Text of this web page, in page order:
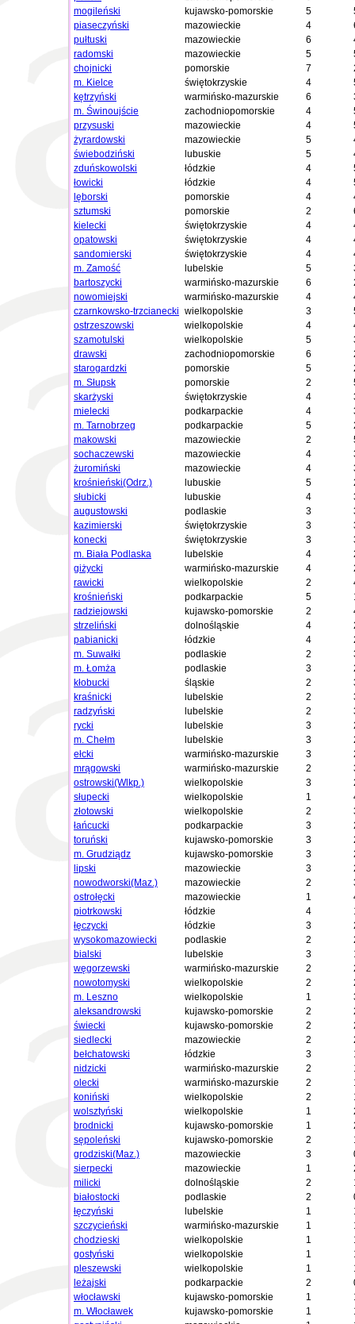
mogileński
kujawsko-pomorskie 5
piaseczyński
mazowieckie 4
pułtuski
mazowieckie 6
radomski
mazowieckie 5
chojnicki
pomorskie 7
m. Kielce
świętokrzyskie 4
kętrzyński
warmińsko-mazurskie 6
m. Świnoujście
zachodniopomorskie 4
przysuski
mazowieckie 4
żyrardowski
mazowieckie 5
świebodziński
lubuskie 5
zduńskowolski
łódzkie 4
łowicki
łódzkie 4
lęborski
pomorskie 4
sztumski
pomorskie 2
kielecki
świętokrzyskie 4
opatowski
świętokrzyskie 4
sandomierski
świętokrzyskie 4
m. Zamość
lubelskie 5
bartoszycki
warmińsko-mazurskie 6
nowomiejski
warmińsko-mazurskie 4
czarnkowsko-trzcianecki wielkopolskie 3
ostrzeszowski
wielkopolskie 4
szamotulski
wielkopolskie 5
drawski
zachodniopomorskie 6
starogardzki
pomorskie 5
m. Słupsk
pomorskie 2
skarżyski
świętokrzyskie 4
mielecki
podkarpackie 4
m. Tarnobrzeg
podkarpackie 5
makowski
mazowieckie 2
sochaczewski
mazowieckie 4
żuromiński
mazowieckie 4
krośnieński(Odrz.)
lubuskie 5
słubicki
lubuskie 4
augustowski
podlaskie 3
kazimierski
świętokrzyskie 3
konecki
świętokrzyskie 3
m. Biała Podlaska
lubelskie 4
giżycki
warmińsko-mazurskie 4
rawicki
wielkopolskie 2
krośnieński
podkarpackie 5
radziejowski
kujawsko-pomorskie 2
strzeliński
dolnośląskie 4
pabianicki
łódzkie 4
m. Suwałki
podlaskie 2
m. Łomża
podlaskie 3
kłobucki
śląskie 2
kraśnicki
lubelskie 2
radzyński
lubelskie 2
rycki
lubelskie 3
m. Chełm
lubelskie 3
ełcki
warmińsko-mazurskie 3
mrągowski
warmińsko-mazurskie 2
ostrowski(Wlkp.)
wielkopolskie 3
słupecki
wielkopolskie 1
złotowski
wielkopolskie 2
łańcucki
podkarpackie 3
toruński
kujawsko-pomorskie 3
m. Grudziądz
kujawsko-pomorskie 3
lipski
mazowieckie 3
nowodworski(Maz.)
mazowieckie 2
ostrołęcki
mazowieckie 1
piotrkowski
łódzkie 4
łęczycki
łódzkie 3
wysokomazowiecki
podlaskie 2
bialski
lubelskie 3
węgorzewski
warmińsko-mazurskie 2
nowotomyski
wielkopolskie 2
m. Leszno
wielkopolskie 1
aleksandrowski
kujawsko-pomorskie 2
świecki
kujawsko-pomorskie 2
siedlecki
mazowieckie 2
bełchatowski
łódzkie 3
nidzicki
warmińsko-mazurskie 2
olecki
warmińsko-mazurskie 2
koniński
wielkopolskie 2
wolsztyński
wielkopolskie 1
brodnicki
kujawsko-pomorskie 1
sępoleński
kujawsko-pomorskie 2
grodziski(Maz.)
mazowieckie 3
sierpecki
mazowieckie 1
milicki
dolnośląskie 2
białostocki
podlaskie 2
łęczyński
lubelskie 1
szczycieński
warmińsko-mazurskie 1
chodzieski
wielkopolskie 1
gostyński
wielkopolskie 1
pleszewski
wielkopolskie 1
leżajski
podkarpackie 2
włocławski
kujawsko-pomorskie 1
m. Włocławek
kujawsko-pomorskie 1